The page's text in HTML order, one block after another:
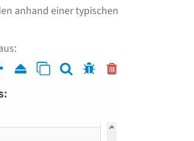
anhand einer typischen